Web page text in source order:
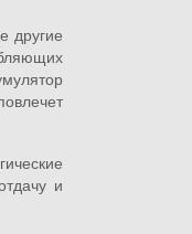
другие
и